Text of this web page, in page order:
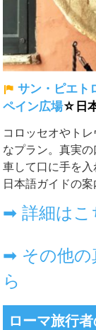
サン・ピエト
ペイン広場☆日
コロッセオや ト
なプラン。真実
車して口に手を入
日本語ガイドの
➡ 詳細はこ
➡ その他の
ら
ローマ旅行